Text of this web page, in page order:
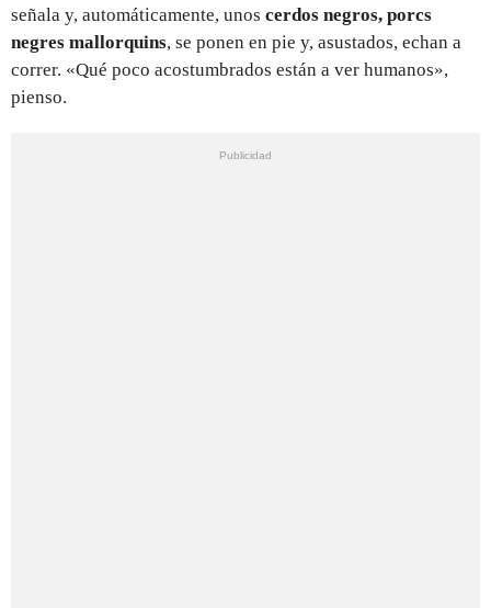
señala y, automáticamente, unos cerdos negros, porcs
negres mallorquins, se ponen en pie y, asustados, echan a
correr. «Qué poco acostumbrados están a ver humanos»,
pienso.